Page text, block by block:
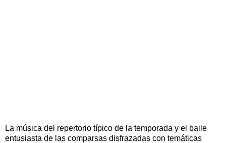
La música del repertorio típico de la temporada y el baile
entusiasta de las comparsas disfrazadas con temáticas